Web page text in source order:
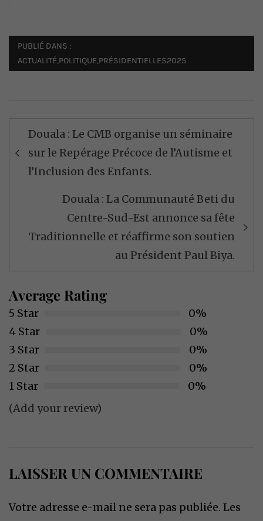
PUBLIÉ DANS :
ACTUALITÉ,POLITIQUE,PRÉSIDENTIELLES2025
Navigation
de
l’article
Douala : Le CMB organise un séminaire
sur le Repérage Précoce de l’Autisme et
l’Inclusion des Enfants.
Douala : La Communauté Beti du
Centre-Sud-Est annonce sa fête
Traditionnelle et réaffirme son soutien
au Président Paul Biya.
Average Rating
5 Star
0%
4 Star
0%
3 Star
0%
2 Star
0%
1 Star
0%
(Add your review)
LAISSER UN COMMENTAIRE
Votre adresse e-mail ne sera pas publiée. Les